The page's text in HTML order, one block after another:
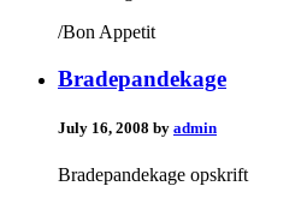
/Bon Appetit
Bradepandekage
July 16, 2008 by admin
Bradepandekage opskrift